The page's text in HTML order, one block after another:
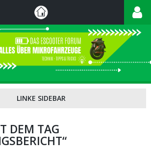
DEM TAG